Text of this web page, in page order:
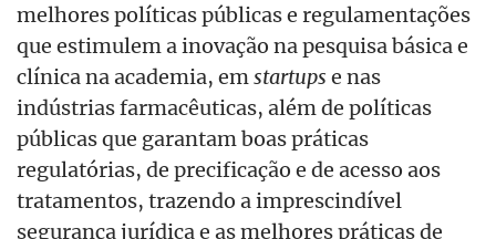
melhores políticas públicas e regulamentações
que estimulem a inovação na pesquisa básica e
clínica na academia, emstartups e nas
indústrias farmacêuticas, além de políticas
públicas que garantam boas práticas
regulatórias, de precificação e de acesso aos
tratamentos, trazendo a imprescindível
segurança jurídica e as melhores práticas de